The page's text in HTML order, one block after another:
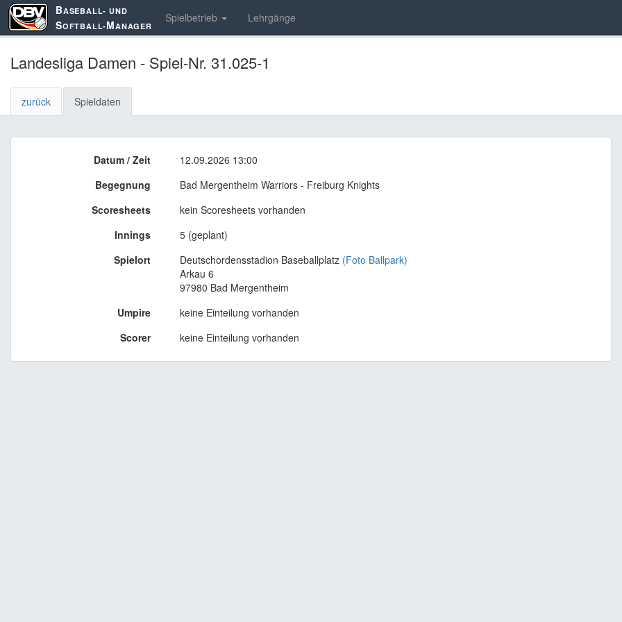
BASEBALL- UND
SOFTBALL-MANAGER
Spielbetrieb Lehrgänge
Landesliga Damen - Spiel-Nr. 31.025-1
zurück Spieldaten
Datum / Zeit
12.09.2026 13:00
Begegnung
Bad Mergentheim Warriors - Freiburg Knights
Scoresheets
kein Scoresheets vorhanden
Innings
5 (geplant)
Spielort
Deutschordensstadion Baseballplatz (Foto Ballpark)
Arkau 6
97980 Bad Mergentheim
Umpire
keine Einteilung vorhanden
Scorer
keine Einteilung vorhanden